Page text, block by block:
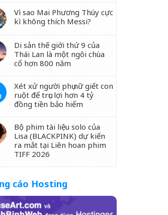
Vì sao Mai Phương Thúy cực
kì không thích Messi?
Di sản thế giới thứ 9 của
Thái Lan là một ngôi chùa
cổ hơn 800 năm
Xét xử người phụ nữ giết con
ruột để trục lợi hơn 4 tỷ
đồng tiền bảo hiểm
Bộ phim tài liệu solo của
Lisa (BLACKPINK) dự kiến
ra mắt tại Liên hoan phim
TIFF 2026
cáo Hosting